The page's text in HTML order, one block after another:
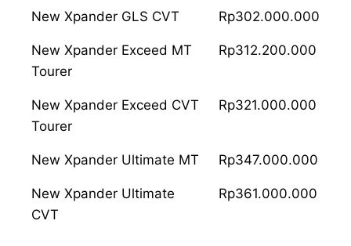
New Xpander GLS CVT Rp302.000.000
New Xpander Exceed MT
Tourer
Rp312.200.000
New Xpander Exceed CVT
Tourer
Rp321.000.000
New Xpander Ultimate MT Rp347.000.000
New Xpander Ultimate
CVT
Rp361.000.000